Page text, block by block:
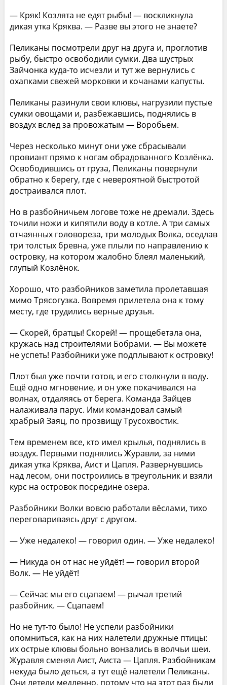
— Кряк! Козлята не едят рыбы! — воскликнула
дикая утка Кряква. — Разве вы этого не знаете?
Пеликаны посмотрели друг на друга и, проглотив
рыбу, быстро освободили сумки. Два шустрых
Зайчонка куда-то исчезли и тут же вернулись с
охапками свежей морковки и кочанами капусты.
Пеликаны разинули свои клювы, нагрузили пустые
сумки овощами и, разбежавшись, поднялись в
воздух вслед за провожатым — Воробьем.
Через несколько минут они уже сбрасывали
провиант прямо к ногам обрадованного Козлёнка.
Освободившись от груза, Пеликаны повернули
обратно к берегу, где с невероятной быстротой
достраивался плот.
Но в разбойничьем логове тоже не дремали. Здесь
точили ножи и кипятили воду в котле. А три самых
отчаянных головореза, три молодых Волка, оседлав
три толстых бревна, уже плыли по направлению к
островку, на котором жалобно блеял маленький,
глупый Козлёнок.
Хорошо, что разбойников заметила пролетавшая
мимо Трясогузка. Вовремя прилетела она к тому
месту, где трудились верные друзья.
— Скорей, братцы! Скорей! — прощебетала она,
кружась над строителями Бобрами. — Вы можете
не успеть! Разбойники уже подплывают к островку!
Плот был уже почти готов, и его столкнули в воду.
Ещё одно мгновение, и он уже покачивался на
волнах, отдаляясь от берега. Команда Зайцев
налаживала парус. Ими командовал самый
храбрый Заяц, по прозвищу Трусохвостик.
Тем временем все, кто имел крылья, поднялись в
воздух. Первыми поднялись Журавли, за ними
дикая утка Кряква, Аист и Цапля. Развернувшись
над лесом, они построились в треугольник и взяли
курс на островок посредине озера.
Разбойники Волки вовсю работали вёслами, тихо
переговариваясь друг с другом.
— Уже недалеко! — говорил один. — Уже недалеко!
— Никуда он от нас не уйдёт! — говорил второй
Волк. — Не уйдёт!
— Сейчас мы его сцапаем! — рычал третий
разбойник. — Сцапаем!
Но не тут-то было! Не успели разбойники
опомниться, как на них налетели дружные птицы:
их острые клювы больно вонзались в волчьи шеи.
Журавля сменял Аист, Аиста — Цапля. Разбойникам
некуда было деться, а тут ещё налетели Пеликаны.
Они летели медленно, потому что на этот раз были